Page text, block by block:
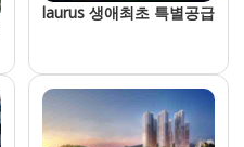
laurus 생애최초 특별공급